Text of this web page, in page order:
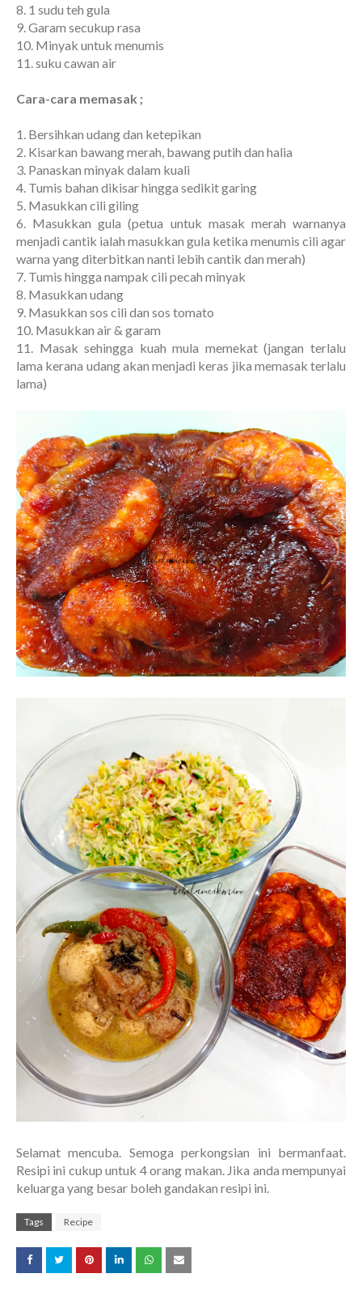
8. 1 sudu teh gula
9. Garam secukup rasa
10. Minyak untuk menumis
11. suku cawan air
Cara-cara memasak ;
1. Bersihkan udang dan ketepikan
2. Kisarkan bawang merah, bawang putih dan halia
3. Panaskan minyak dalam kuali
4. Tumis bahan dikisar hingga sedikit garing
5. Masukkan cili giling
6. Masukkan gula (petua untuk masak merah warnanya
menjadi cantik ialah masukkan gula ketika menumis cili agar
warna yang diterbitkan nanti lebih cantik dan merah)
7. Tumis hingga nampak cili pecah minyak
8. Masukkan udang
9. Masukkan sos cili dan sos tomato
10. Masukkan air & garam
11. Masak sehingga kuah mula memekat (jangan terlalu
lama kerana udang akan menjadi keras jika memasak terlalu
lama)
Selamat mencuba. Semoga perkongsian ini bermanfaat.
Resipi ini cukup untuk 4 orang makan. Jika anda mempunyai
keluarga yang besar boleh gandakan resipi ini.
Tags Recipe